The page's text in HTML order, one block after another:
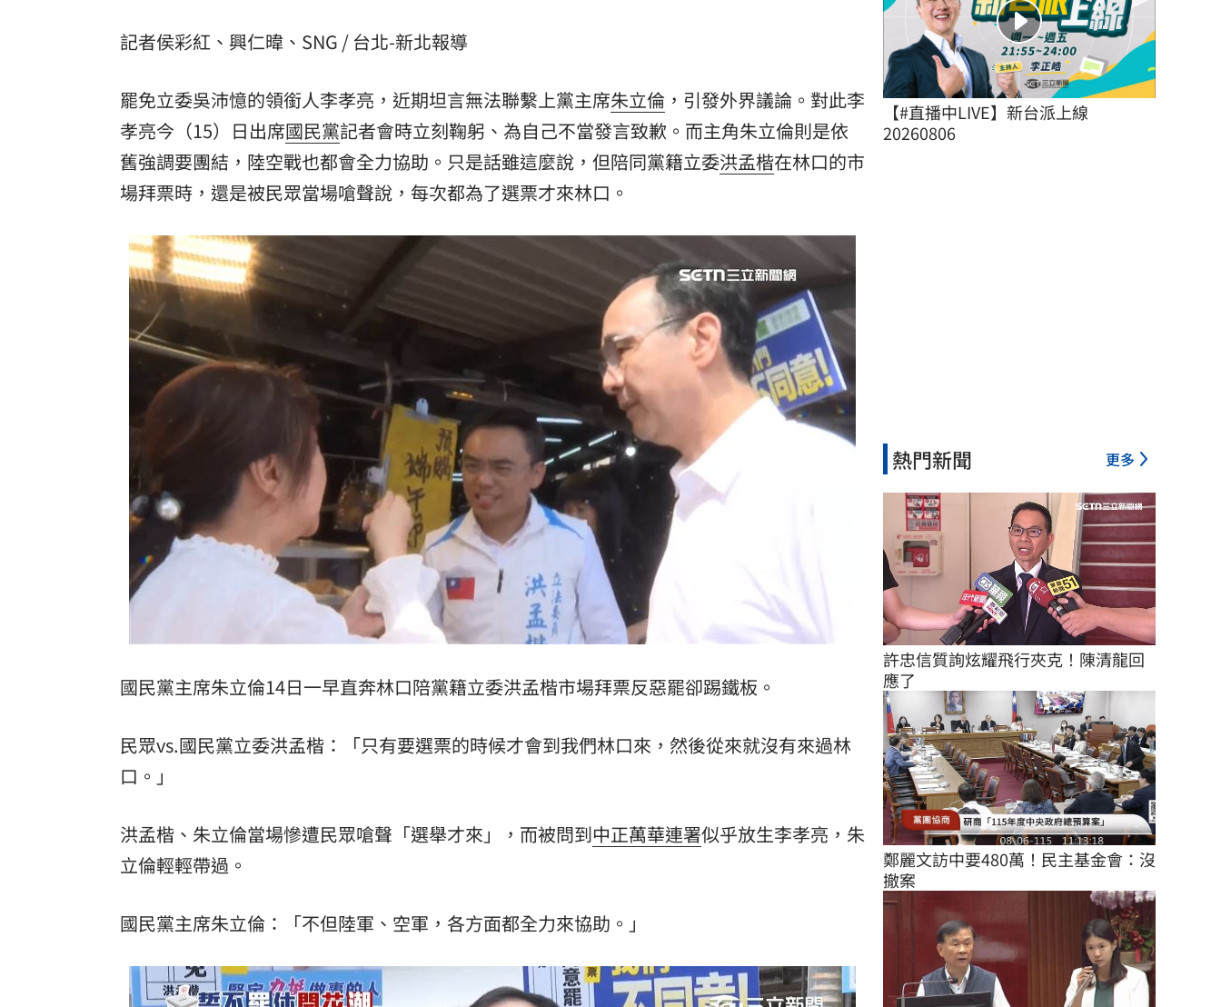
三立iNEWS新聞台線上直播 18:00
記者侯彩紅、興仁暐、SNG / 台北-新北報導
罷免立委吳沛憶的領銜人李孝亮，近期坦言無法聯繫上黨主席朱立倫 ，引發外界議論。對此李
孝亮今（15）日出席國民黨記者會時立刻鞠躬、為自己不當發言致歉。而主角朱立倫則是依
舊強調要團結，陸空戰也都會全力協助。只是話雖這麼說，但陪同黨籍立委洪孟楷在林口的市
場拜票時，還是被民眾當場嗆聲說，每次都為了選票才來林口。
國民黨主席朱立倫14日一早直奔林口陪黨籍立委洪孟楷市場拜票反惡罷卻踢鐵板。
民眾vs.國民黨立委洪孟楷：「只有要選票的時候才會到我們林口來，然後從來就沒有來過林
口。」
洪孟楷、朱立倫當場慘遭民眾嗆聲「選舉才來」，而被問到中正萬華連署似乎放生李孝亮，朱
立倫輕輕帶過。
國民黨主席朱立倫：「不但陸軍、空軍，各方面都全力來協助。」
【#直播中LIVE】新台派上線
20260806
熱門新聞 更多
許忠信質詢炫耀飛行夾克！陳清龍回
應了
鄭麗文訪中要480萬！民主基金會：沒
撤案